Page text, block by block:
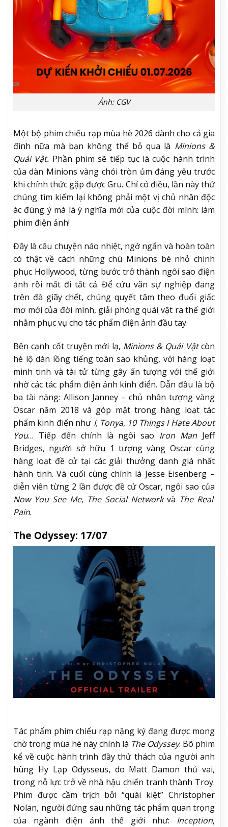
Ảnh: CGV
Một bộ phim chiếu rạp mùa hè 2026 dành cho cả gia
đình nữa mà bạn không thể bỏ qua là Minions &
Quái Vật. Phần phim sẽ tiếp tục là cuộc hành trình
của dàn Minions vàng chói tròn ủm đáng yêu trước
khi chính thức gặp được Gru. Chỉ có điều, lần này thứ
chúng tìm kiếm lại không phải một vị chủ nhân độc
ác đúng ý mà là ý nghĩa mới của cuộc đời mình: làm
phim điện ảnh!
Đây là câu chuyện náo nhiệt, ngớ ngẩn và hoàn toàn
có thật về cách những chú Minions bé nhỏ chinh
phục Hollywood, từng bước trở thành ngôi sao điện
ảnh rồi mất đi tất cả. Để cứu vãn sự nghiệp đang
trên đà giãy chết, chúng quyết tâm theo đuổi giấc
mơ mới của đời mình, giải phóng quái vật ra thế giới
nhằm phục vụ cho tác phẩm điện ảnh đầu tay.
Bên cạnh cốt truyện mới lạ, Minions & Quái Vậtcòn
hé lộ dàn lồng tiếng toàn sao khủng, với hàng loạt
minh tinh và tài tử từng gây ấn tượng với thế giới
nhờ các tác phẩm điện ảnh kinh điển. Dẫn đầu là bộ
ba tài năng: Allison Janney – chủ nhân tượng vàng
Oscar năm 2018 và góp mặt trong hàng loạt tác
phẩm kinh điển như I, Tonya, 10 Things I Hate About
You… Tiếp đến chính là ngôi sao Iron Man Jeff
Bridges, người sở hữu 1 tượng vàng Oscar cùng
hàng loạt đề cử tại các giải thưởng danh giá nhất
hành tinh. Và cuối cùng chính là Jesse Eisenberg –
diễn viên từng 2 lần được đề cử Oscar, ngôi sao của
Now You See Me, The Social Networkvà The Real
Pain.
The Odyssey: 17/07
Tác phẩm phim chiếu rạp nặng ký đang được mong
chờ trong mùa hè này chính là The Odyssey. Bô phim
kể về cuộc hành trình đầy thử thách của người anh
hùng Hy Lạp Odysseus, do Matt Damon thủ vai,
trong nỗ lực trở về nhà hậu chiến tranh thành Troy.
Phim được cầm trịch bởi “quái kiệt” Christopher
Nolan, người đứng sau những tác phẩm quan trọng
của ngành điện ảnh thế giới như: Inception,